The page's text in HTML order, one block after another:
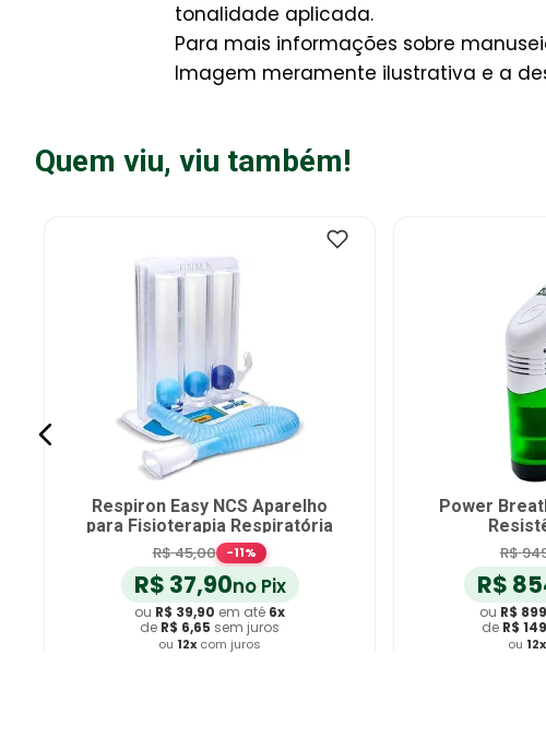
tonalidade aplicada.
Para mais informações sobre
Imagem meramente ilustrativa e a
Quem viu, viu também!
Shaker Plus Aparelho para
Fisioterapia Respiratória
R$56,90no Pix
ouR$59,90 em até
deR$ 9,98 sem juros
ou 12x com juros
Power
R$
ou
de